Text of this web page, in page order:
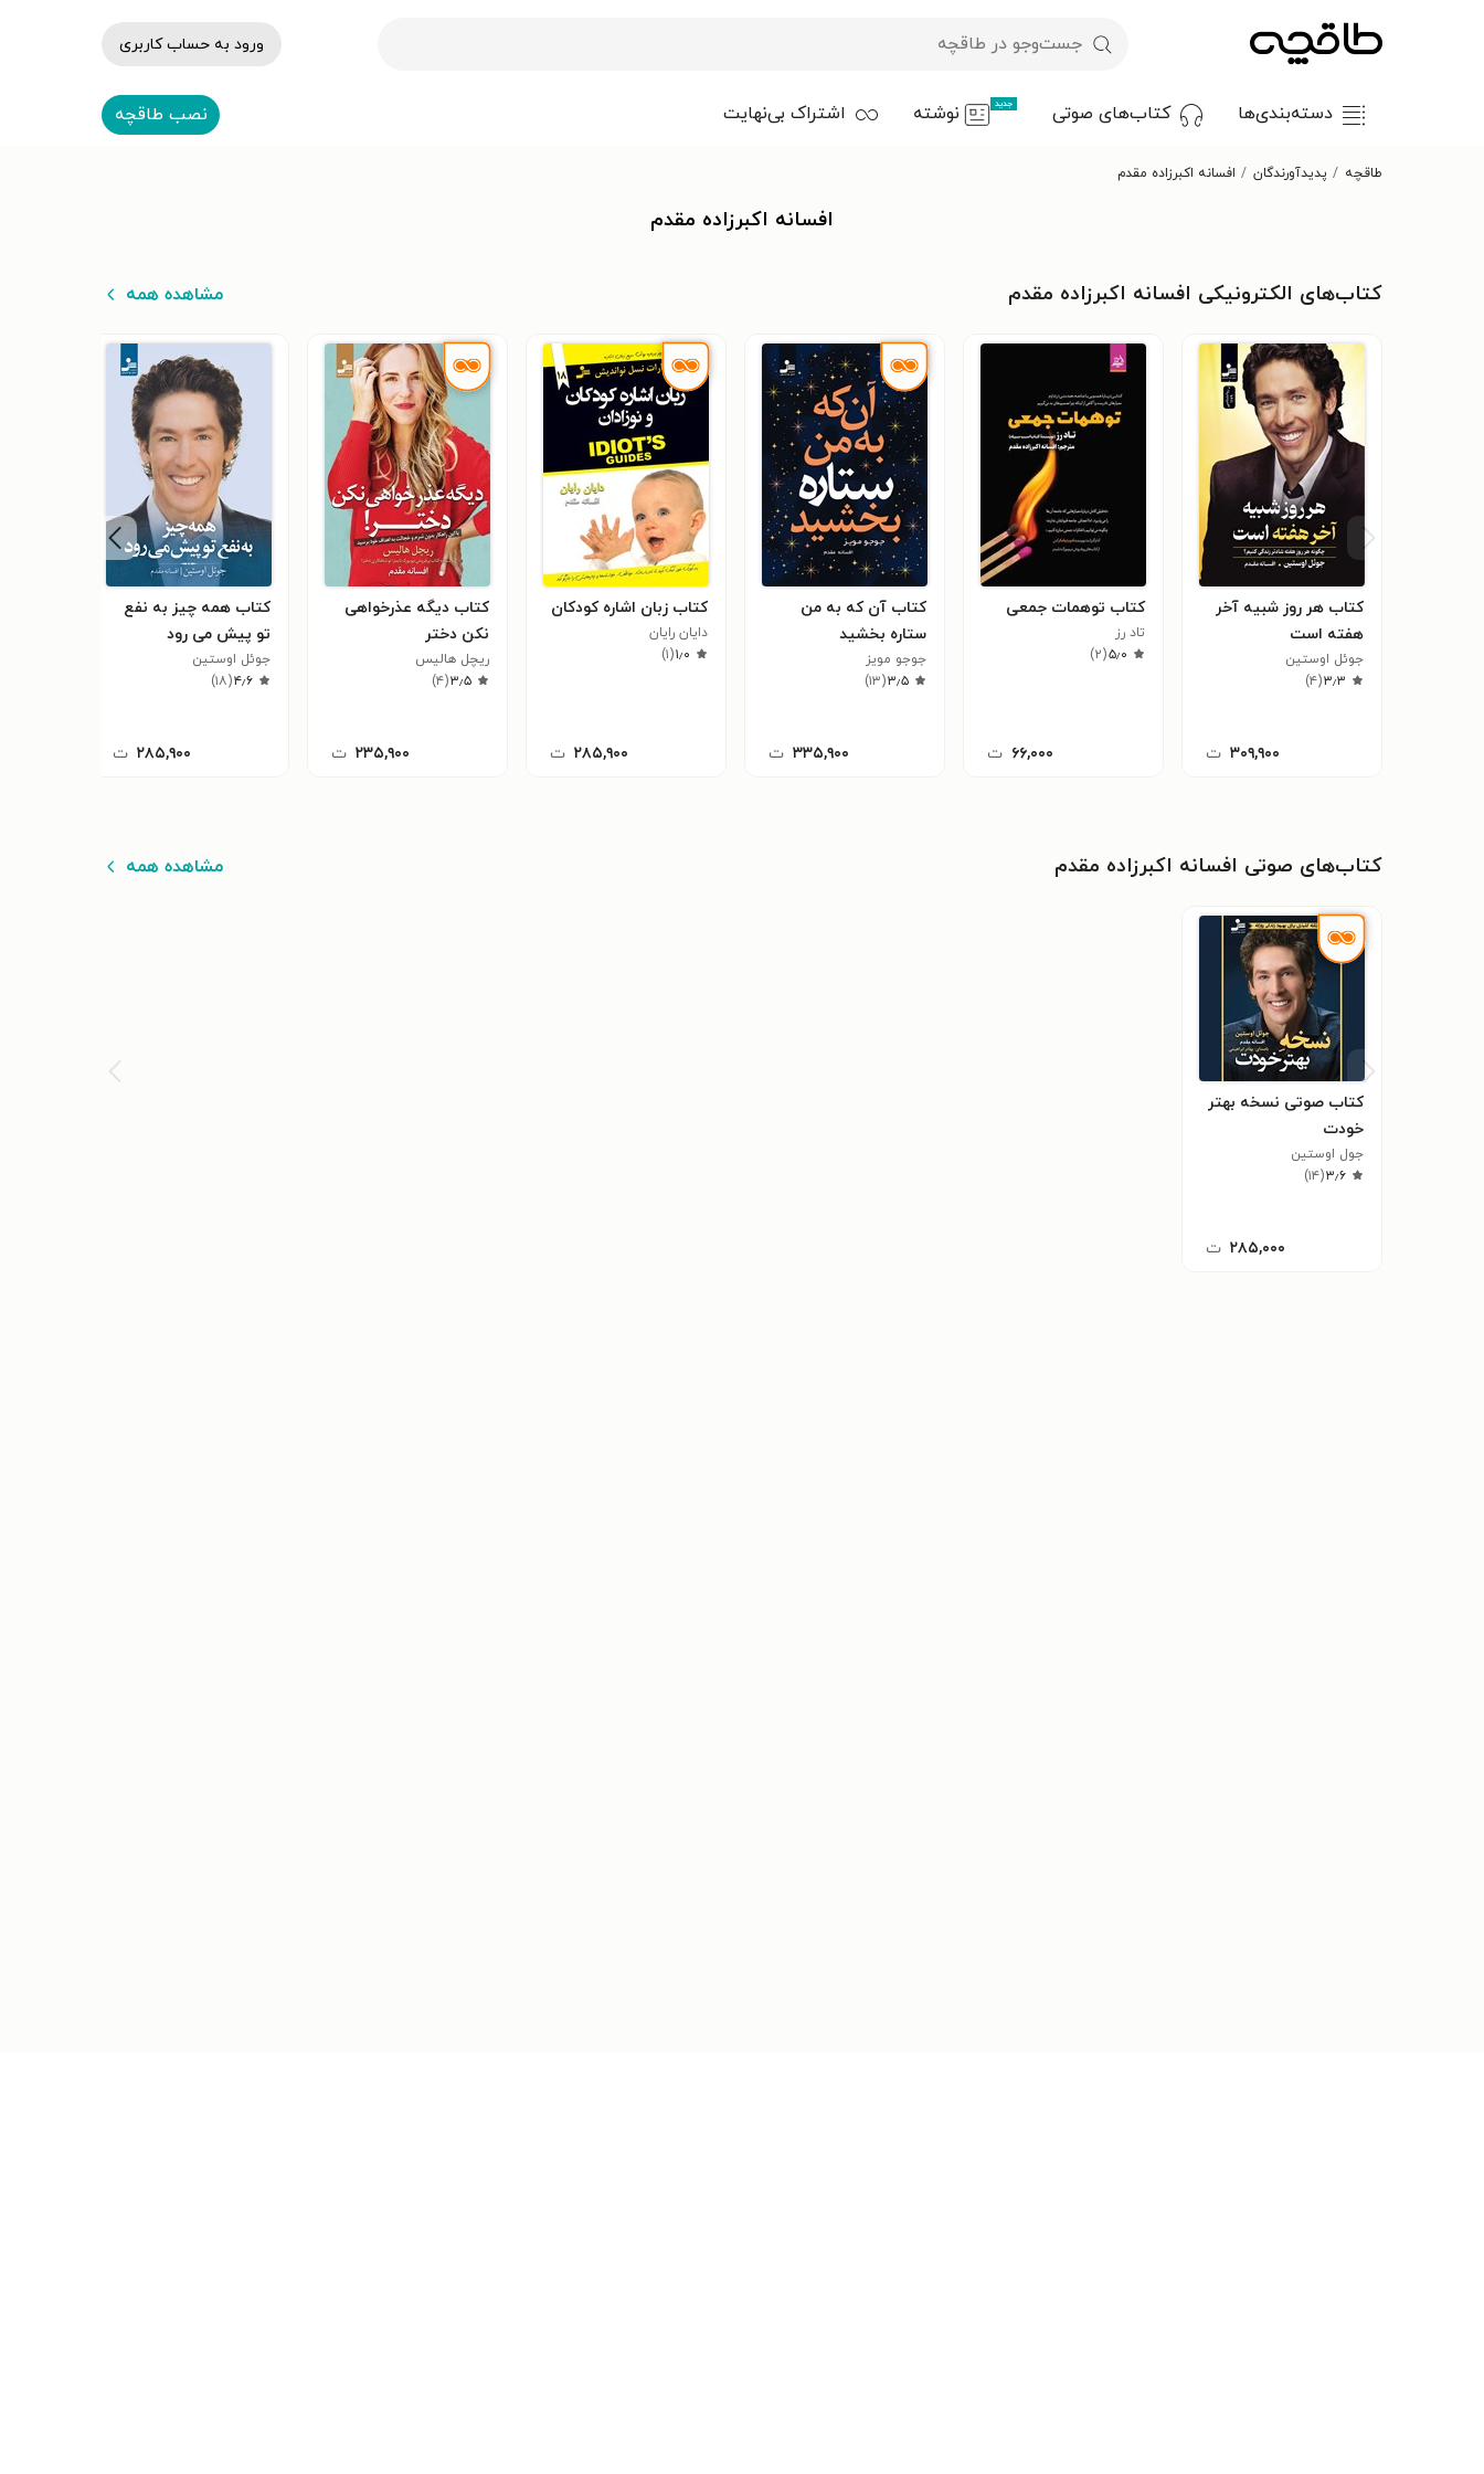
ورود به حساب کاربری
دسته‌بندی‌ها کتاب‌های صوتی جدید نوشته اشتراک بی‌نهایت نصب طاقچه
طاقچه پدیدآورندگان افسانه اکبرزاده مقدم
افسانه اکبرزاده مقدم
کتاب‌های الکترونیکی افسانه اکبرزاده مقدم مشاهده همه
کتاب هر روز شبیه آخر
هفته است
جوئل اوستین
۳٫۳(۴)
۳۰۹,۹۰۰ ت
کتاب توهمات جمعی
تاد رز
۵٫۰(۲)
۶۶,۰۰۰ ت
کتاب آن که به من
ستاره بخشید
جوجو مویز
۳٫۵(۱۳)
۳۳۵,۹۰۰ ت
کتاب زبان اشاره کودکان
دایان رایان
۱٫۰(۱)
۲۸۵,۹۰۰ ت
کتاب دیگه عذرخواهی
نکن دختر
ریچل هالیس
۳٫۵(۴)
۲۳۵,۹۰۰ ت
کتاب همه چیز به نفع
تو پیش می رود
جوئل اوستین
۴٫۶(۱۸)
۲۸۵,۹۰۰ ت
کتاب‌های صوتی افسانه اکبرزاده مقدم مشاهده همه
کتاب صوتی نسخه بهتر
خودت
جول اوستین
۳٫۶(۱۴)
۲۸۵,۰۰۰ ت